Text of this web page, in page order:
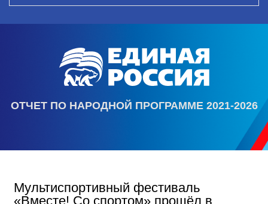
ОТЧЕТ ПО НАРОДНОЙ ПРОГРАММЕ 2021-2026
Мультиспортивный фестиваль
«Вместе! Со спортом» прошёл в